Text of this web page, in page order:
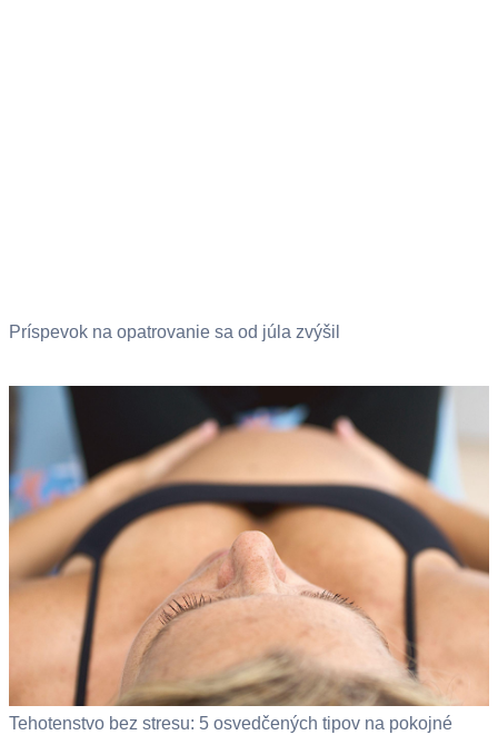
Príspevok na opatrovanie sa od júla zvýšil
Tehotenstvo bez stresu: 5 osvedčených tipov na pokojné